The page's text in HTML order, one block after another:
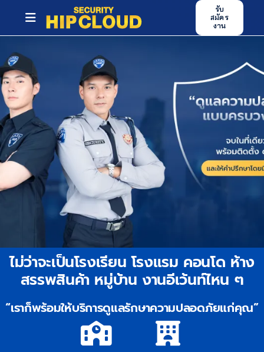
content
Toggle
หน้าหลัก
บริการของเรา
ศูนย์ฝึกอบรม
ข่าวสารและกิจกรรม
บทความ
ร่วมงานกับเรา
ติดต่อเรา
รับ
สมัคร
งาน
ไม่ว่าจะเป็นโรงเรียน โรงแรม คอนโด ห้าง
สรรพสินค้า หมู่บ้าน งานอีเว้นท์ไหน ๆ
“เราก็พร้อมให้บริการดูแลรักษาความปลอดภัยแก่คุณ”